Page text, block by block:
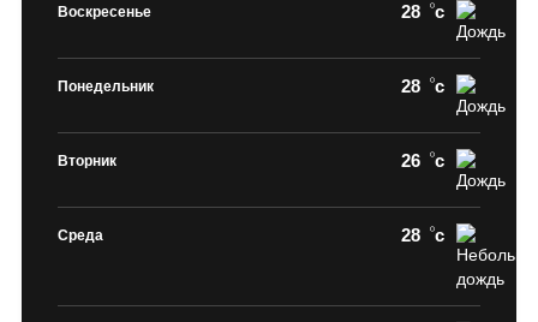
Воскресенье 28 c
Понедельник 28 c
Вторник 26 c
Среда 28 c